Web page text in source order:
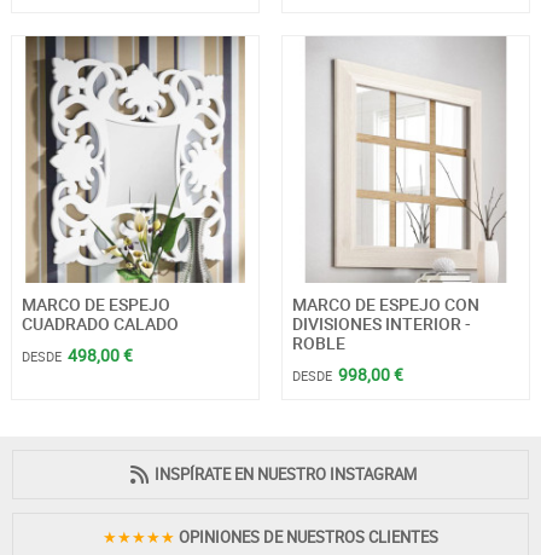
MARCO DE ESPEJO
CUADRADO CALADO
DESDE 498,00 €
MARCO DE ESPEJO CON
DIVISIONES INTERIOR -
ROBLE
DESDE 998,00 €
INSPÍRATE EN NUESTRO INSTAGRAM
★★★★★ OPINIONES DE NUESTROS CLIENTES